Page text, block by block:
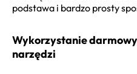
podstawa i bardzo prosty
Wykorzystanie
narzędzi